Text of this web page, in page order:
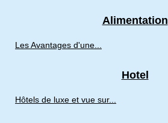
Alimentation
Les Avantages d'une...
Hotel
Hôtels de luxe et vue sur...